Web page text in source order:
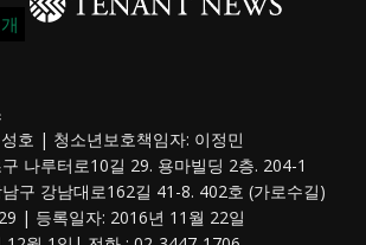
호 | 청소년보호책임자: 이정민
나루터로10길 29. 용마빌딩 2층. 204-1
구 강남대로162길 41-8. 402호 (가로수길)
| 등록일자: 2016년 11월 22일